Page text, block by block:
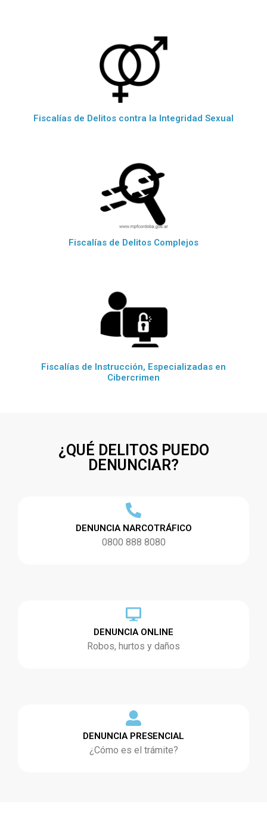
Fiscalías de Delitos contra la Integridad Sexual
Fiscalías de Delitos Complejos
Fiscalías de Instrucción, Especializadas en
Cibercrimen
¿QUÉ DELITOS PUEDO
DENUNCIAR?
DENUNCIA NARCOTRÁFICO
0800 888 8080
DENUNCIA ONLINE
Robos, hurtos y daños
DENUNCIA PRESENCIAL
¿Cómo es el trámite?